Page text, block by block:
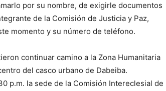
por su nombre, de exigirle documentos
de la Comisión de Justicia y Paz,
momento y su número de teléfono.
continuar camino a la Zona Humanitaria
del casco urbano de Dabeiba.
p.m. la sede de la Comisión Intereclesial de